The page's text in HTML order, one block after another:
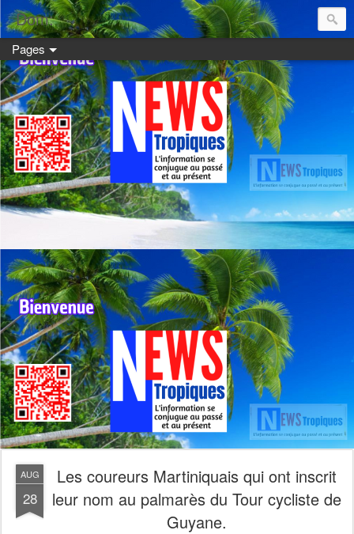
Dom:
Pages
AUG
28
Les coureurs Martiniquais qui ont inscrit
leur nom au palmarès du Tour cycliste de
Guyane.